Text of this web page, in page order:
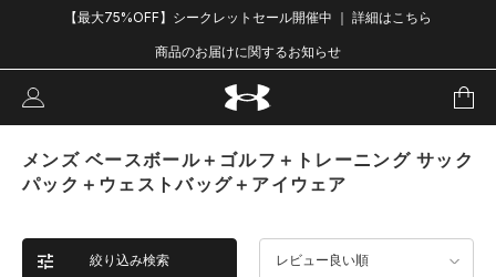
【最大75%OFF】シークレットセール開催中 ｜ 詳細はこちら
商品のお届けに関するお知らせ
メンズ ベースボール＋ゴルフ＋トレーニング サック
パック＋ウェストバッグ＋アイウェア
絞り込み検索 レビュー良い順